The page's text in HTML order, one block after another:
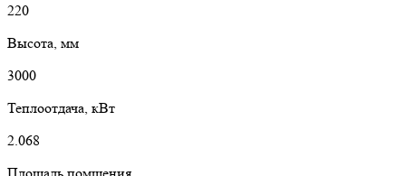
220
Высота, мм
3000
Теплоотдача, кВт
2.068